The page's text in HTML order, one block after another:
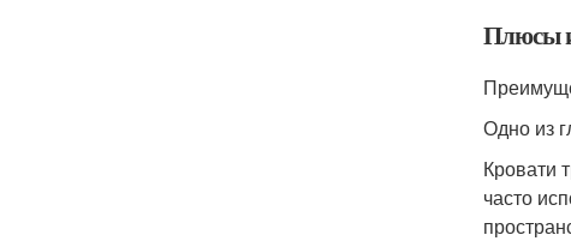
Плюсы
Одно из
Кровати
часто